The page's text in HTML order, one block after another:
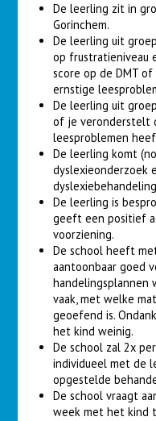
De leerling zit in
Gorinchem.
De leerling uit
op frustratieniveau
score op de DMT
ernstige
De leerling uit
of je veronderstelt
leesproblemen
De leerling komt
dyslexieonderzoek
De leerling is
geeft een positief
voorziening.
De school heeft
aantoonbaar goed
handelingsplannen
vaak, met welke
geoefend is.
het kind weinig.
De school zal 2x
individueel met de
opgestelde
De school vraagt
week met het kind